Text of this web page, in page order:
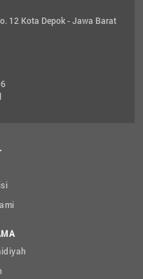
12 Kota Depok - Jawa Barat